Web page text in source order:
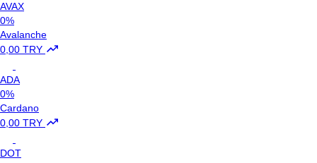
AVAX
0%
Avalanche
0,00 TRY
ADA
0%
Cardano
0,00 TRY
DOT